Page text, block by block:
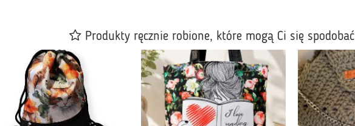
Produkty ręcznie robione, które mogą Ci się spodobać